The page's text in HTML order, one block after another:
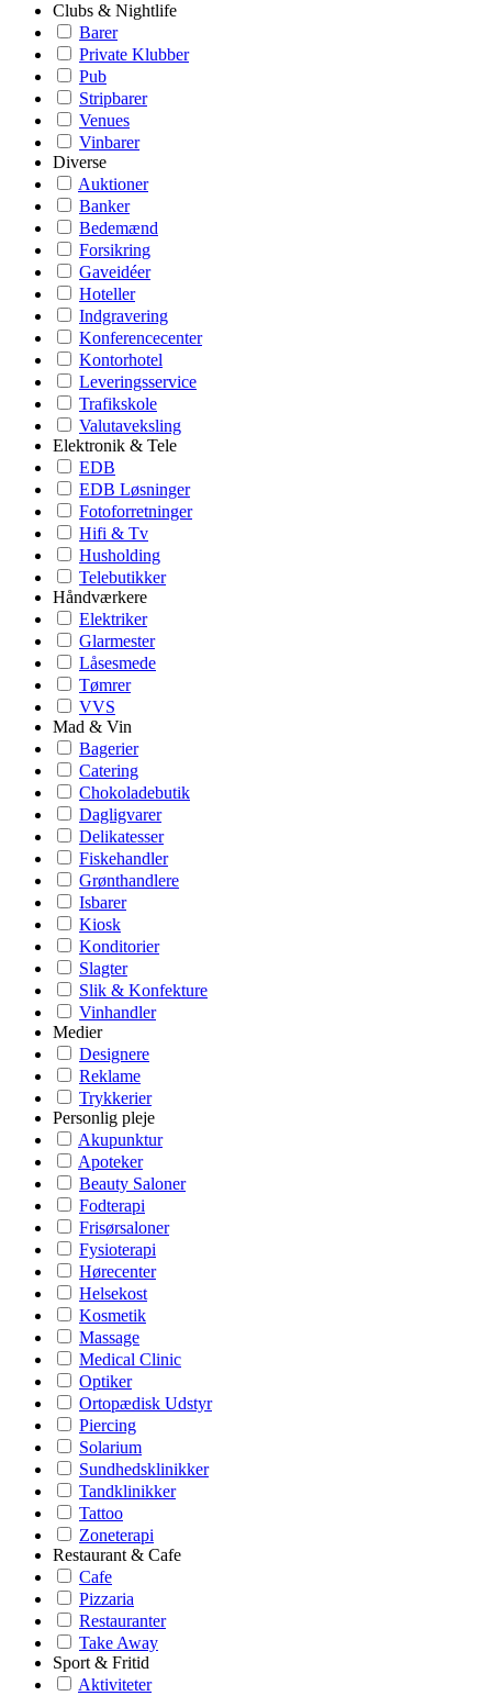
Clubs & Nightlife
Barer
Private Klubber
Pub
Stripbarer
Venues
Vinbarer
Diverse
Auktioner
Banker
Bedemænd
Forsikring
Gaveidéer
Hoteller
Indgravering
Konferencecenter
Kontorhotel
Leveringsservice
Trafikskole
Valutaveksling
Elektronik & Tele
EDB
EDB Løsninger
Fotoforretninger
Hifi & Tv
Husholding
Telebutikker
Håndværkere
Elektriker
Glarmester
Låsesmede
Tømrer
VVS
Mad & Vin
Bagerier
Catering
Chokoladebutik
Dagligvarer
Delikatesser
Fiskehandler
Grønthandlere
Isbarer
Kiosk
Konditorier
Slagter
Slik & Konfekture
Vinhandler
Medier
Designere
Reklame
Trykkerier
Personlig pleje
Akupunktur
Apoteker
Beauty Saloner
Fodterapi
Frisørsaloner
Fysioterapi
Hørecenter
Helsekost
Kosmetik
Massage
Medical Clinic
Optiker
Ortopædisk Udstyr
Piercing
Solarium
Sundhedsklinikker
Tandklinikker
Tattoo
Zoneterapi
Restaurant & Cafe
Cafe
Pizzaria
Restauranter
Take Away
Sport & Fritid
Aktiviteter